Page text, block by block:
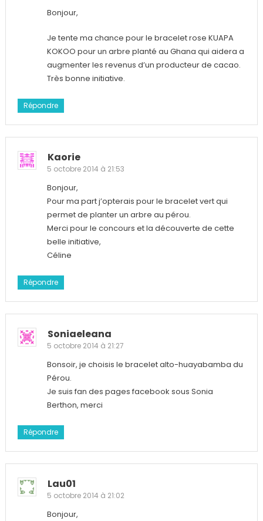
Bonjour,
Je tente ma chance pour le bracelet rose KUAPA
KOKOO pour un arbre planté au Ghana qui aidera a
augmenter les revenus d’un producteur de cacao.
Très bonne initiative.
Répondre
Kaorie
5 octobre 2014 à 21:53
Bonjour,
Pour ma part j’opterais pour le bracelet vert qui
permet de planter un arbre au pérou.
Merci pour le concours et la découverte de cette
belle initiative,
Céline
Répondre
Soniaeleana
5 octobre 2014 à 21:27
Bonsoir, je choisis le bracelet alto-huayabamba du
Pérou.
Je suis fan des pages facebook sous Sonia
Berthon, merci
Répondre
Lau01
5 octobre 2014 à 21:02
Bonjour,